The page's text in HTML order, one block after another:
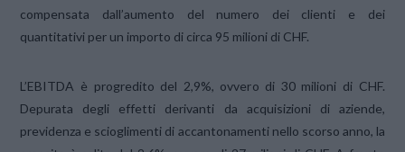
compensata dall’aumento del numero dei clienti e dei
quantitativi per un importo di circa 95 milioni di CHF.
L’EBITDA è progredito del 2,9%, ovvero di 30 milioni di CHF.
Depurata degli effetti derivanti da acquisizioni di aziende,
previdenza e scioglimenti di accantonamenti nello scorso anno, la